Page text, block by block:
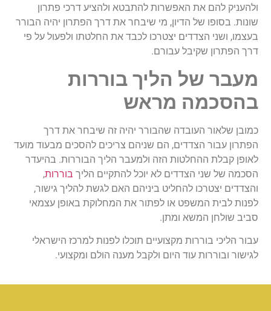
ולהעניק להם את האפשרות להתבטא ולהציע דרכי פתרון
שונות. בסופו של הדיון, מי שיבחר את דרך הפתרון יהיה הבורר
בעצמו, ושני הצדדים יצטרכו לכבד את החלטתו ולפעול על פי
דרך הפתרון שקיבל עבורם.
מעבר של הליך בוררות
בהסכמה מראש
כמובן שלאור העובדה שהבורר יהיה זה שיבחר את דרך
הפתרון עבור הצדדים, הם שניהם צריכים להסכים מבעוד מועד
לאופן קבלת ההחלטות הזה ולמעבר הליך הבוררות. בהיעדר
הסכמה של שני הצדדים לא יוכל להתקיים הליך בוררות,
והצדדים יצטרכו להחליט ביניהם האם לגשת להליך גישור,
לפנות לבית המשפט או לפתור את המחלוקת באופן עצמאי
סביב שולחן המשא ומתן.
עבור הליכי בוררות מקצועיים תוכלו לפנות למרכז הישראלי
לגישור ובוררות עוד היום ולקבל מענה הולם ומקצועי.